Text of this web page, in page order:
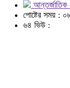
পোষ্টের সময় :
৬৪ ভিউ :